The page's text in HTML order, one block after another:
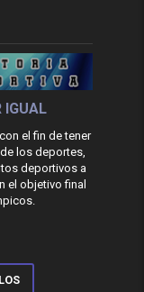
IGUAL
el fin de tener
los deportes,
deportivos a
el objetivo final